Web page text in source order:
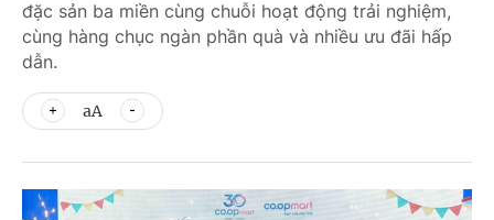
đặc sản ba miền cùng chuỗi hoạt động trải nghiệm,
cùng hàng chục ngàn phần quà và nhiều ưu đãi hấp
dẫn.
aA